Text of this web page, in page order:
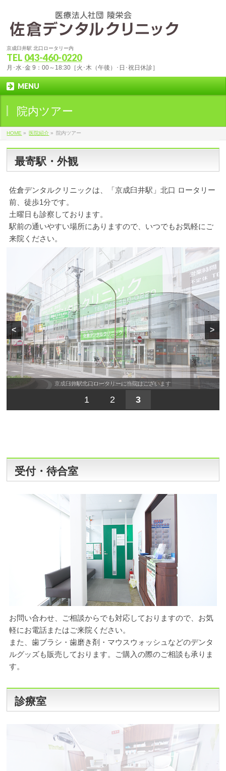
京成臼井駅 北口ロータリー内
TEL 043-460-0220
月･水･金 9：00～18:30［火･木（午後）･日･祝日休診］
MENU
院内ツアー
HOME » 医院紹介 » 院内ツアー
最寄駅・外観
佐倉デンタルクリニックは、「京成臼井駅」北口 ロータリー
前、徒歩1分です。
土曜日も診察しております。
駅前の通いやすい場所にありますので、いつでもお気軽にご
来院ください。
佐倉デンタルクリニックへようこそ
< >
1 2 3
受付・待合室
お問い合わせ、ご相談からでも対応しておりますので、お気
軽にお電話またはご来院ください。
また、歯ブラシ・歯磨き剤・マウスウォッシュなどのデンタ
ルグッズも販売しております。ご購入の際のご相談も承りま
す。
診療室